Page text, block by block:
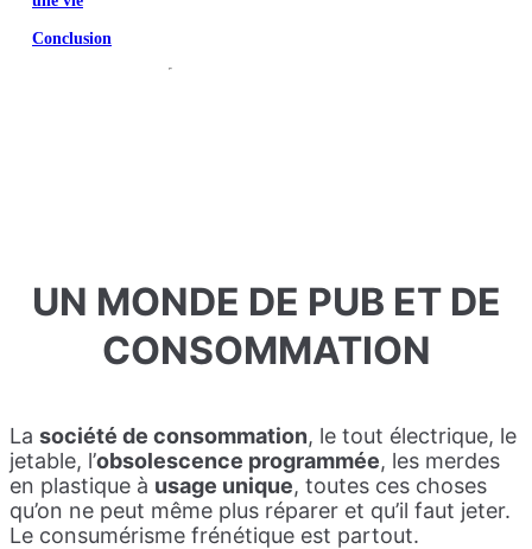
Conclusion
UN MONDE DE PUB ET DE
CONSOMMATION
La société de consommation, le tout électrique, le
jetable, l’obsolescence programmée, les merdes
en plastique à usage unique, toutes ces choses
qu’on ne peut même plus réparer et qu’il faut jeter.
Le consumérisme frénétique est partout.